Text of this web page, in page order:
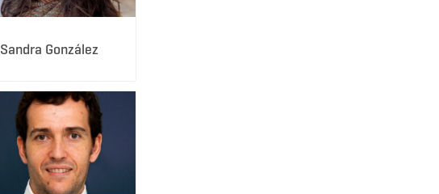
Sandra González